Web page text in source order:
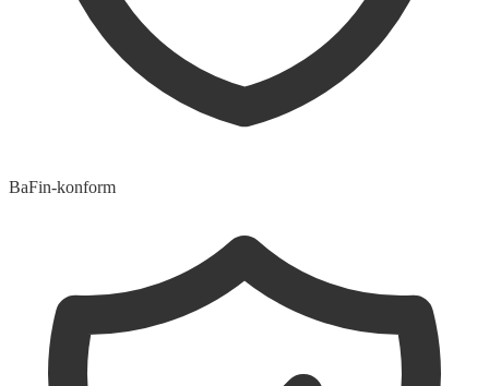
BaFin-konform